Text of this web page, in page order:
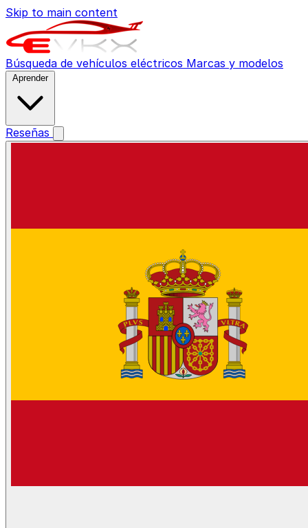
Skip to main content
Búsqueda de vehículos eléctricos Marcas y modelos
Aprender
Reseñas